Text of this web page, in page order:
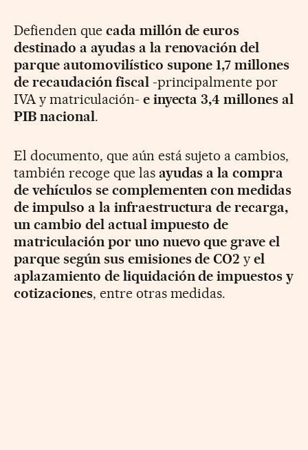
Defienden que cada millón de euros
destinado a ayudas a la renovación del
parque automovilístico supone 1,7 millones
de recaudación fiscal-principalmente por
IVA y matriculación- e inyecta 3,4 millones al
PIB nacional.
El documento, que aún está sujeto a cambios,
también recoge que las ayudas a la compra
de vehículos se complementen con medidas
de impulso a la infraestructura de recarga,
un cambio del actual impuesto de
matriculación por uno nuevo que grave el
parque según sus emisiones de CO2 yel
aplazamiento de liquidación de impuestos y
cotizaciones, entre otras medidas.